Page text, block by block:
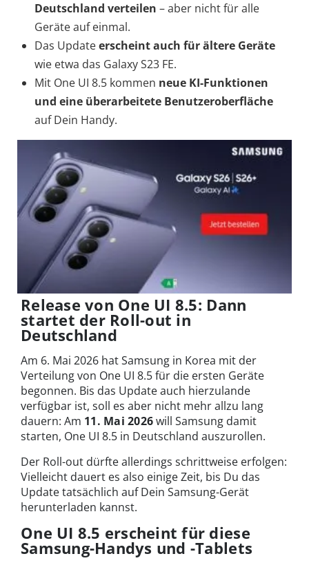
Deutschland verteilen – aber nicht für alle
Geräte auf einmal.
Das Updateerscheint auch für ältere Geräte
wie etwa das Galaxy S23 FE.
Mit One UI 8.5 kommen neue KI-Funktionen
und eine überarbeitete Benutzeroberfläche
auf Dein Handy.
Release von One UI 8.5: Dann
startet der Roll-out in
Deutschland
Am 6. Mai 2026 hat Samsung in Korea mit der
Verteilung von One UI 8.5 für die ersten Geräte
begonnen. Bis das Update auch hierzulande
verfügbar ist, soll es aber nicht mehr allzu lang
dauern: Am 11. Mai 2026will Samsung damit
starten, One UI 8.5 in Deutschland auszurollen.
Der Roll-out dürfte allerdings schrittweise erfolgen:
Vielleicht dauert es also einige Zeit, bis Du das
Update tatsächlich auf Dein Samsung-Gerät
herunterladen kannst.
One UI 8.5 erscheint für diese
Samsung-Handys und -Tablets